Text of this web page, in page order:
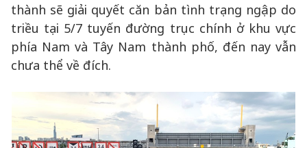
thành sẽ giải quyết căn bản tình trạng ngập do
triều tại 5/7 tuyến đường trục chính ở khu vực
phía Nam và Tây Nam thành phố, đến nay vẫn
chưa thể về đích.